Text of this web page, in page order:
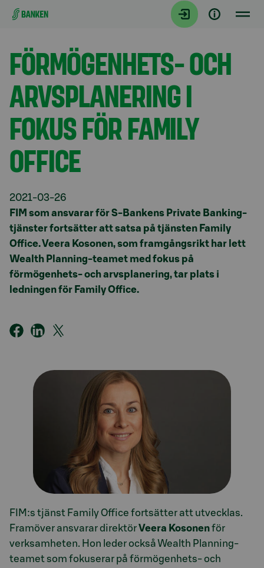
Gå direkt till innehållet
Aktuellt
FÖRMÖGENHETS- OCH
ARVSPLANERING I
FOKUS FÖR FAMILY
OFFICE
2021-03-26
FIM som ansvarar för S-Bankens Private Banking-
tjänster fortsätter att satsa på tjänsten Family
Office. Veera Kosonen, som framgångsrikt har lett
Wealth Planning-teamet med fokus på
förmögenhets- och arvsplanering, tar plats i
ledningen för Family Office.
FIM:s tjänst Family Office fortsätter att utvecklas.
Framöver ansvarar direktörVeera Kosonenför
verksamheten. Hon leder också Wealth Planning-
teamet som fokuserar på förmögenhets- och